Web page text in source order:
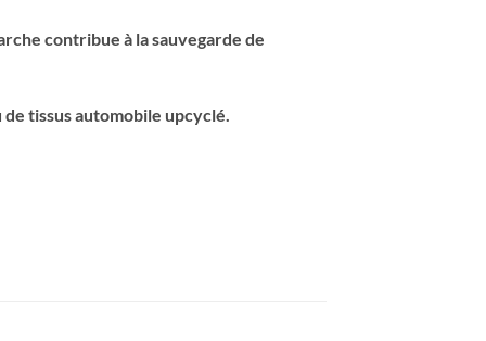
contribue à la sauvegarde de
de tissus automobile upcyclé.